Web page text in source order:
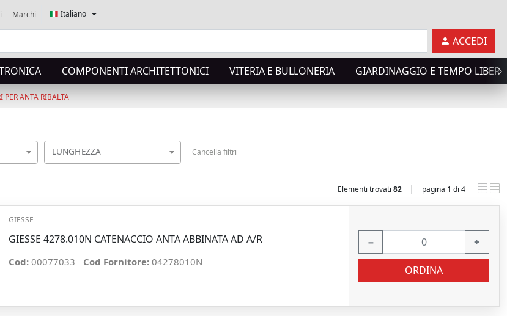
Marchi Italiano
ACCEDI
COMPONENTI ARCHITETTONICI VITERIA E BULLONERIA GIARDINAGGIO E TEMPO
PER ANTA RIBALTA
LUNGHEZZA Cancella filtri
Elementi trovati 82 | pagina 1 di 4
GIESSE
GIESSE 4278.010N CATENACCIO ANTA ABBINATA AD A/R
Cod: 00077033 Cod Fornitore: 04278010N
− +
ORDINA